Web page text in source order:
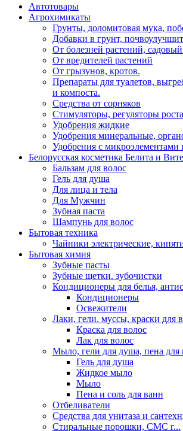
Автотовары
Агрохимикаты
Грунты, доломитовая мука,
Добавки в грунт,
От болезней растений,
От вредителей растений
От грызунов, кротов.
Препараты для туалетов,
и компоста.
Средства от сорняков
Стимуляторы, регуляторы
Удобрения жидкие
Удобрения минеральные,
Удобрения с микроэлементами
Белорусская косметика Белита и
Бальзам для волос
Гель для душа
Для лица и тела
Для Мужчин
Зубная паста
Шампунь для волос
Бытовая техника
Чайники электрические,
Бытовая химия
Зубные пасты
Зубные щетки. зубочистки
Кондиционеры для белья,
Кондиционеры
Освежители
Лаки, гели. муссы, краски для
Краска для волос
Лак для волос
Мыло, гели для душа, пена для
Гель для душа
Жидкое мыло
Мыло
Пена и соль для ванн
Отбеливатели
Средства для унитаза и
Стиральные порошки, СМС г...